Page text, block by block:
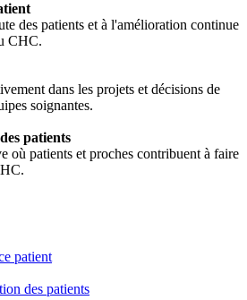
des patients et à l'amélioration continue
CHC.
dans les projets et décisions de
soignantes.
patients
où patients et proches contribuent à faire
patient
des patients